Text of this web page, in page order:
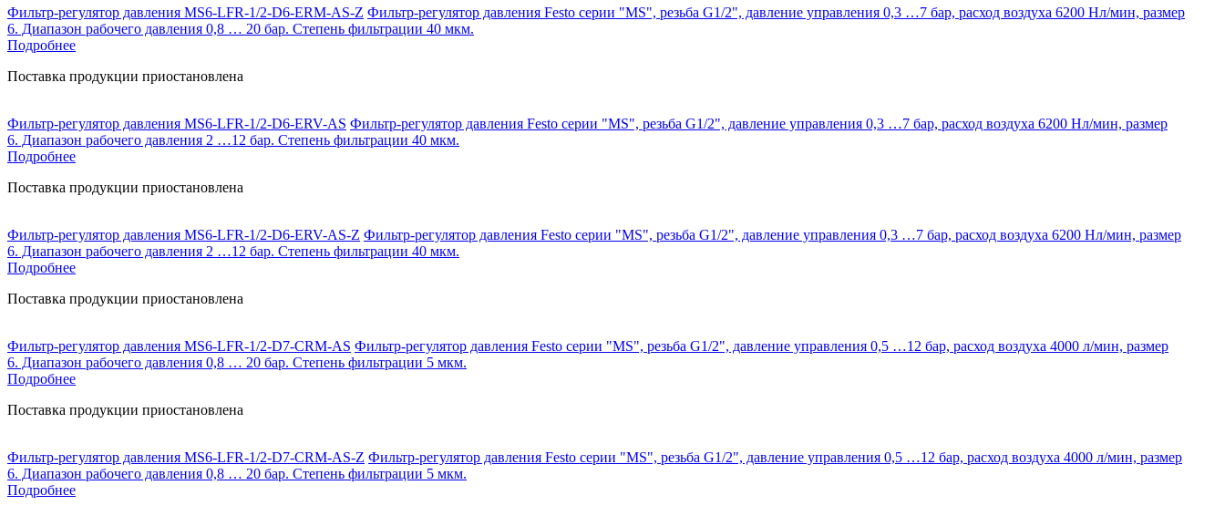
Фильтр-регулятор давления MS6-LFR-1/2-D6-ERM-AS-Z Фильтр-регулятор давления Festo серии "MS", резьба G1/2", давление управления 0,3 …7 бар, расход воздуха 6200 Нл/мин, размер
6. Диапазон рабочего давления 0,8 … 20 бар. Степень фильтрации 40 мкм.
Подробнее
Поставка продукции приостановлена
Фильтр-регулятор давления MS6-LFR-1/2-D6-ERV-AS Фильтр-регулятор давления Festo серии "MS", резьба G1/2", давление управления 0,3 …7 бар, расход воздуха 6200 Нл/мин, размер
6. Диапазон рабочего давления 2 …12 бар. Степень фильтрации 40 мкм.
Подробнее
Поставка продукции приостановлена
Фильтр-регулятор давления MS6-LFR-1/2-D6-ERV-AS-Z Фильтр-регулятор давления Festo серии "MS", резьба G1/2", давление управления 0,3 …7 бар, расход воздуха 6200 Нл/мин, размер
6. Диапазон рабочего давления 2 …12 бар. Степень фильтрации 40 мкм.
Подробнее
Поставка продукции приостановлена
Фильтр-регулятор давления MS6-LFR-1/2-D7-CRM-AS Фильтр-регулятор давления Festo серии "MS", резьба G1/2", давление управления 0,5 …12 бар, расход воздуха 4000 л/мин, размер
6. Диапазон рабочего давления 0,8 … 20 бар. Степень фильтрации 5 мкм.
Подробнее
Поставка продукции приостановлена
Фильтр-регулятор давления MS6-LFR-1/2-D7-CRM-AS-Z Фильтр-регулятор давления Festo серии "MS", резьба G1/2", давление управления 0,5 …12 бар, расход воздуха 4000 л/мин, размер
6. Диапазон рабочего давления 0,8 … 20 бар. Степень фильтрации 5 мкм.
Подробнее